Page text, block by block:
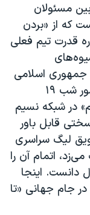
مسئولان
که از «بردن
قدرت تیم فعلی
جمهوری اسلامی
بدانیم، آن چه بالاترین مدیر فوتبالی کشور شب ۱۹
در شبکه نسیم
قابل باور
لیگ سراسری
در فصل ۱۴۰۵-۱۴۰۴ حرف می‌زد، اتمام آن را
دانست. اینجا
در جام جهانی «تا